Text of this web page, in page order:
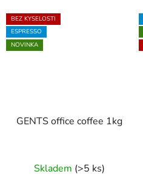
BEZ KYSELOSTI
ESPRESSO
NOVINKA
GENTS office coffee 1kg
Skladem (>5 ks)